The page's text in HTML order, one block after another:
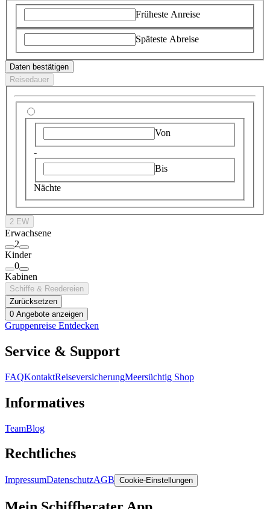
Früheste Anreise
Späteste Abreise
Daten bestätigen
Reisedauer
Von
-
Bis
Nächte
2 EW
Erwachsene
2
Kinder
0
Kabinen
Schiffe & Reedereien
Zurücksetzen
0 Angebote anzeigen
Gruppenreise Entdecken
Service & Support
FAQKontaktReiseversicherungMeersüchtig Shop
Informatives
TeamBlog
Rechtliches
ImpressumDatenschutzAGB Cookie-Einstellungen